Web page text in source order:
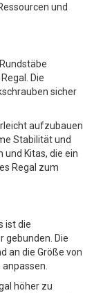
und
Die
sicher
aufzubauen
Stabilität und
und Kitas, die ein
Regal zum
ist die
gebunden. Die
an die Größe von
höher zu